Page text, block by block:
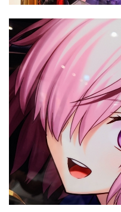
あとあと、「バレンタイ
きでした！